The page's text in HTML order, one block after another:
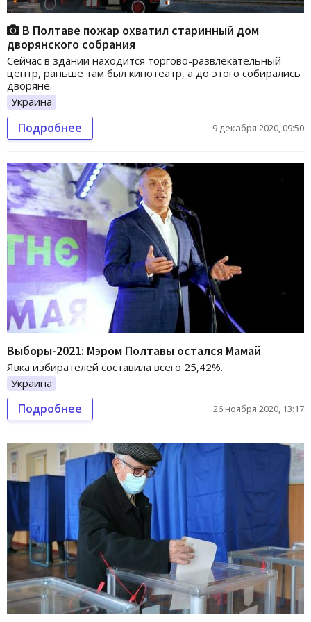
В Полтаве пожар охватил старинный дом
дворянского собрания
Сейчас в здании находится торгово-развлекательный
центр, раньше там был кинотеатр, а до этого собирались
дворяне.
Украина
Подробнее 9 декабря 2020, 09:50
Выборы-2021: Мэром Полтавы остался Мамай
Явка избирателей составила всего 25,42%.
Украина
Подробнее 26 ноября 2020, 13:17